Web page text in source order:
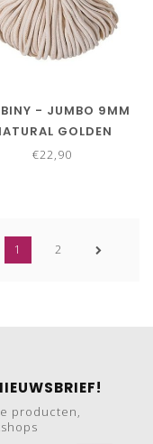
- JUMBO 9MM
GOLDEN
€22,90
1 2
producten,